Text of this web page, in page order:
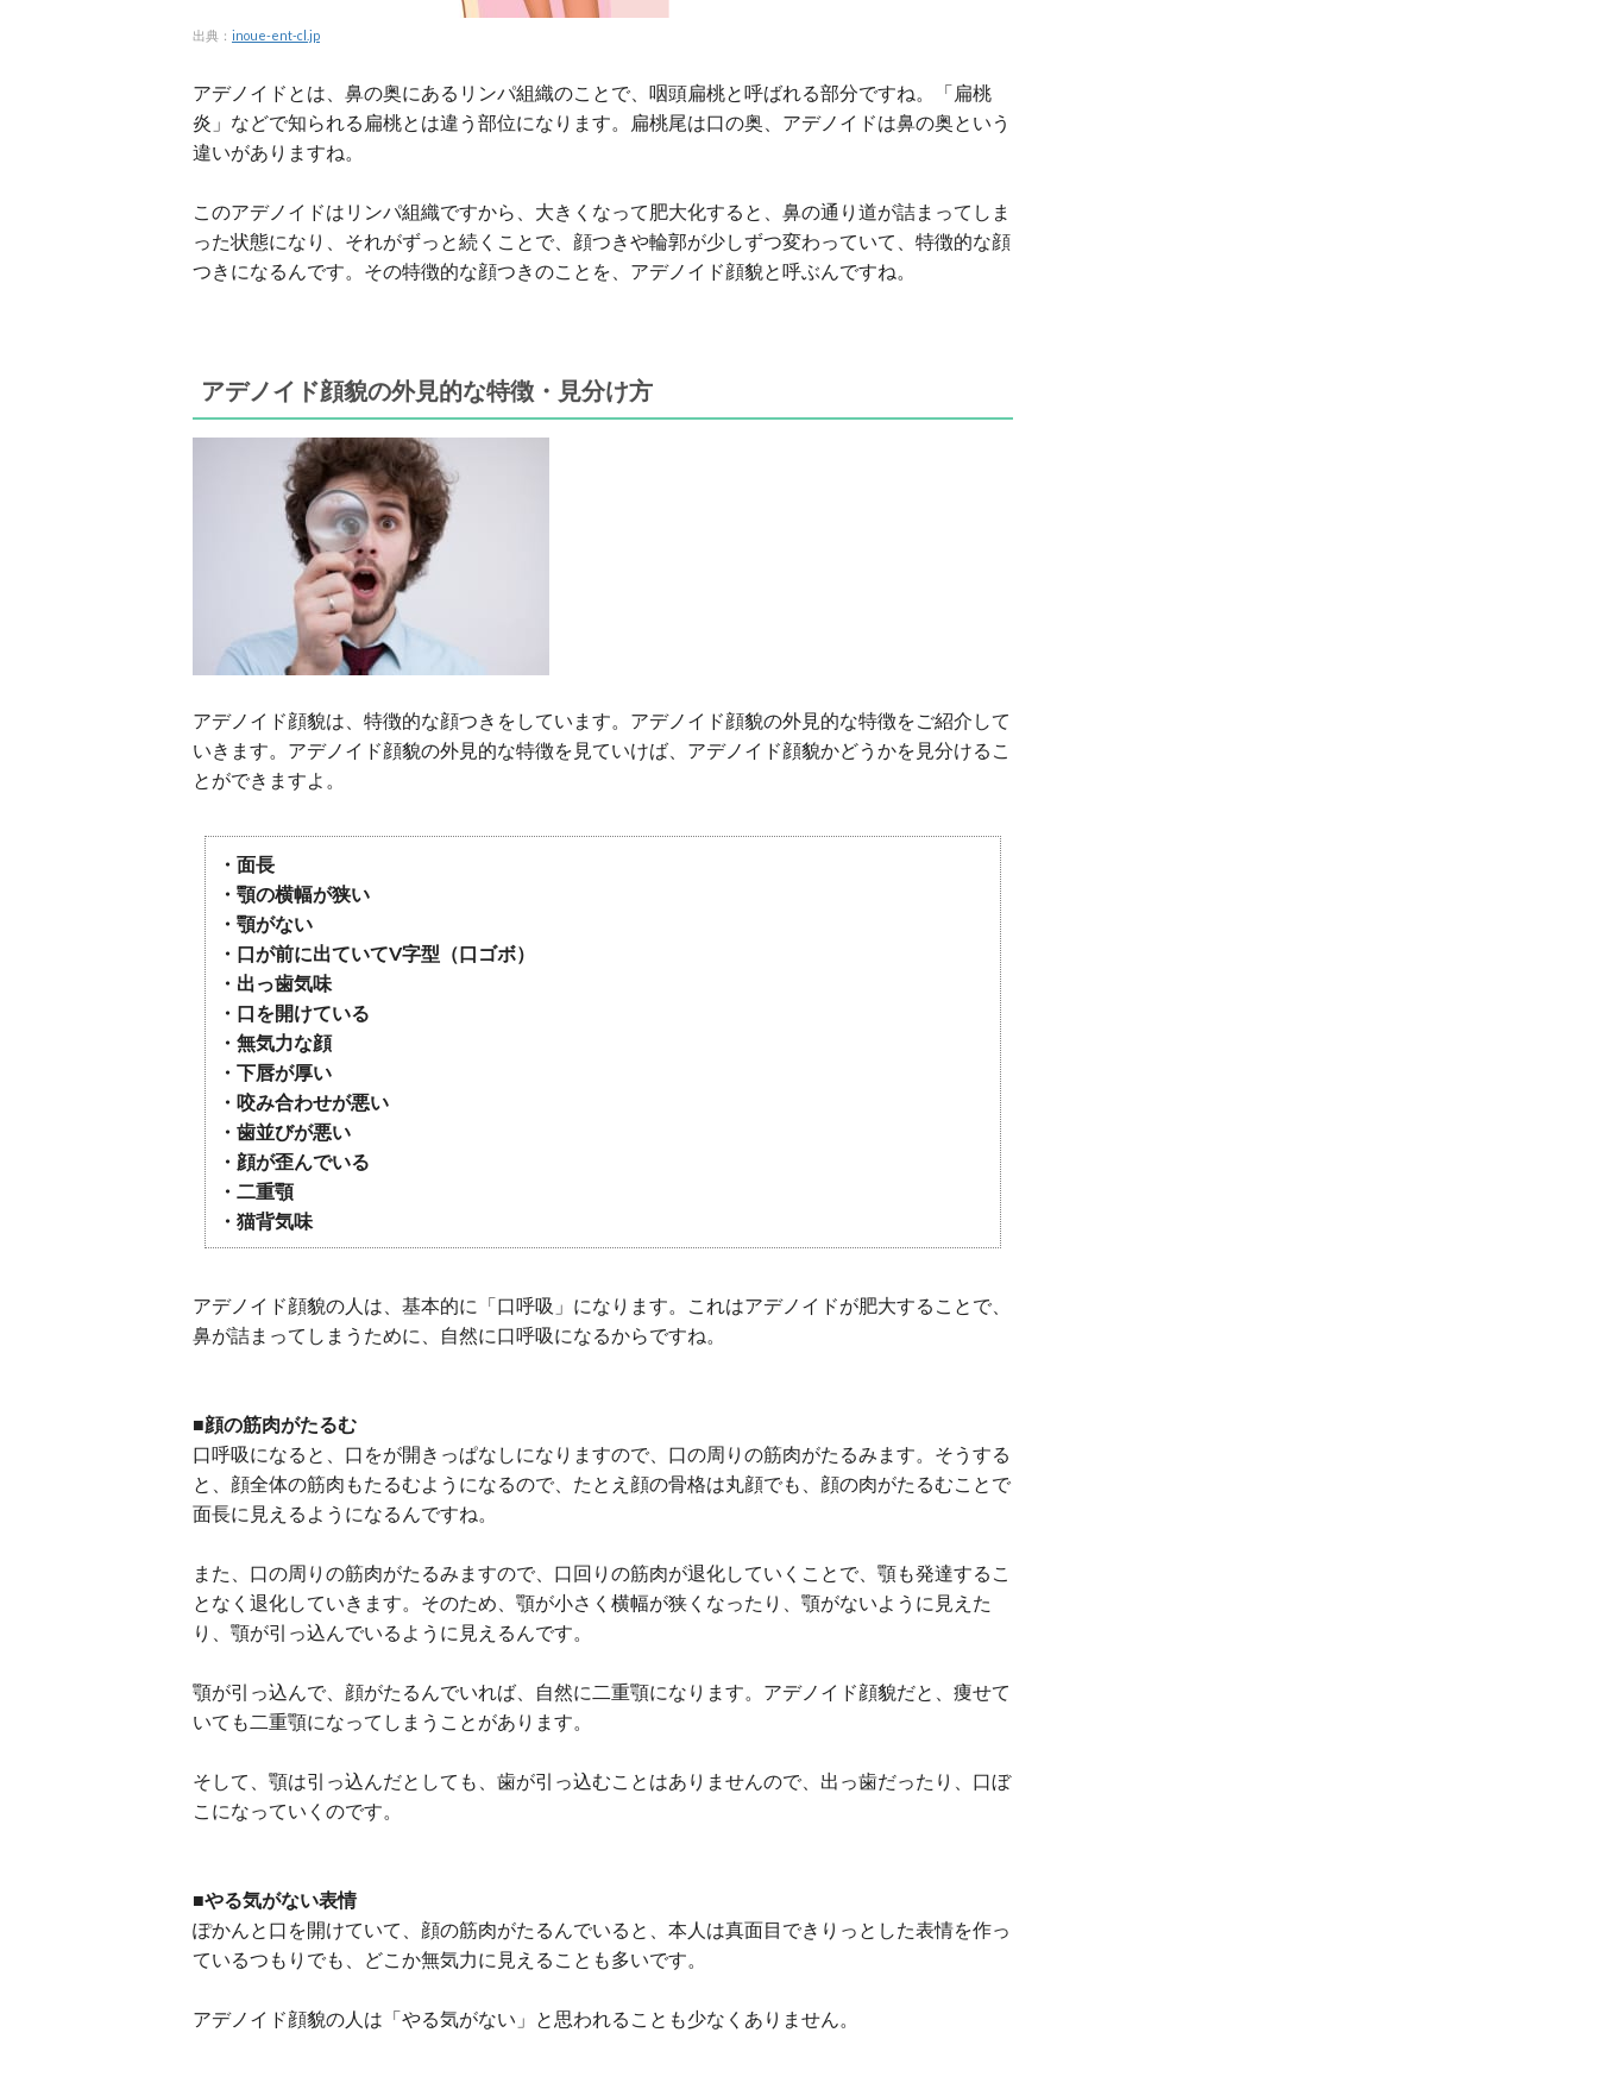
出典： inoue-ent-cl.jp
アデノイドとは、鼻の奥にあるリンパ組織のことで、咽頭扁桃と呼ばれる部分ですね。「扁桃
炎」などで知られる扁桃とは違う部位になります。扁桃尾は口の奥、アデノイドは鼻の奥という
違いがありますね。
このアデノイドはリンパ組織ですから、大きくなって肥大化すると、鼻の通り道が詰まってしま
った状態になり、それがずっと続くことで、顔つきや輪郭が少しずつ変わっていて、特徴的な顔
つきになるんです。その特徴的な顔つきのことを、アデノイド顔貌と呼ぶんですね。
アデノイド顔貌の外見的な特徴・見分け方
アデノイド顔貌は、特徴的な顔つきをしています。アデノイド顔貌の外見的な特徴をご紹介して
いきます。アデノイド顔貌の外見的な特徴を見ていけば、アデノイド顔貌かどうかを見分けるこ
とができますよ。
・面長
・顎の横幅が狭い
・顎がない
・口が前に出ていてV字型（口ゴボ）
・出っ歯気味
・口を開けている
・無気力な顔
・下唇が厚い
・咬み合わせが悪い
・歯並びが悪い
・顔が歪んでいる
・二重顎
・猫背気味
アデノイド顔貌の人は、基本的に「口呼吸」になります。これはアデノイドが肥大することで、
鼻が詰まってしまうために、自然に口呼吸になるからですね。
■顔の筋肉がたるむ
口呼吸になると、口をが開きっぱなしになりますので、口の周りの筋肉がたるみます。そうする
と、顔全体の筋肉もたるむようになるので、たとえ顔の骨格は丸顔でも、顔の肉がたるむことで
面長に見えるようになるんですね。
また、口の周りの筋肉がたるみますので、口回りの筋肉が退化していくことで、顎も発達するこ
となく退化していきます。そのため、顎が小さく横幅が狭くなったり、顎がないように見えた
り、顎が引っ込んでいるように見えるんです。
顎が引っ込んで、顔がたるんでいれば、自然に二重顎になります。アデノイド顔貌だと、痩せて
いても二重顎になってしまうことがあります。
そして、顎は引っ込んだとしても、歯が引っ込むことはありませんので、出っ歯だったり、口ぼ
こになっていくのです。
■やる気がない表情
ぽかんと口を開けていて、顔の筋肉がたるんでいると、本人は真面目できりっとした表情を作っ
ているつもりでも、どこか無気力に見えることも多いです。
アデノイド顔貌の人は「やる気がない」と思われることも少なくありません。